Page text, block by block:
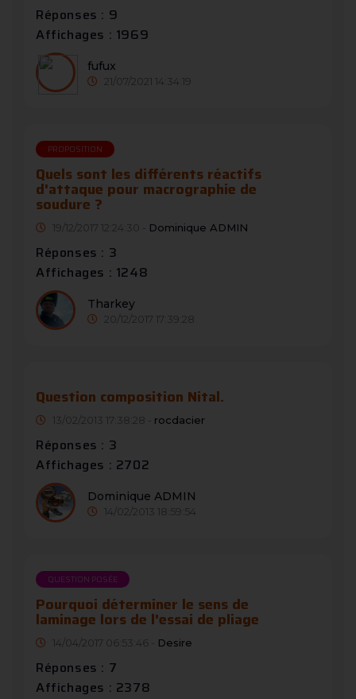
Réponses : 9
Affichages : 1969
fufux
21/07/2021 14:34:19
PROPOSITION
Quels sont les différents réactifs
d'attaque pour macrographie de
soudure ?
19/12/2017 12:24:30 - Dominique ADMIN
Réponses : 3
Affichages : 1248
Tharkey
20/12/2017 17:39:28
Question composition Nital.
13/02/2013 17:38:28 - rocdacier
Réponses : 3
Affichages : 2702
Dominique ADMIN
14/02/2013 18:59:54
QUESTION POSÉE
Pourquoi déterminer le sens de
laminage lors de l'essai de pliage
14/04/2017 06:53:46 - Desire
Réponses : 7
Affichages : 2378